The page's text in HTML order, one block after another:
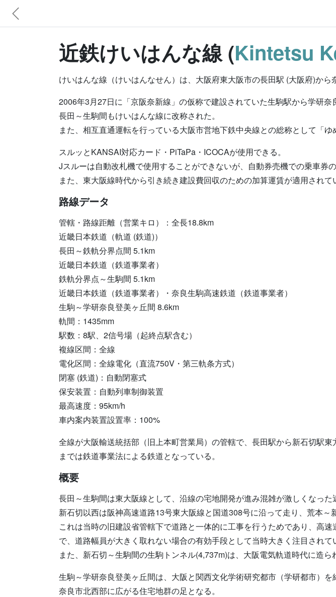
近鉄けいはんな線 (Kintetsu
けいはんな線（けいはんなせん）は、大阪府東大阪市の長田駅 (大阪府)か
2006年3月27日に「京阪奈新線」の仮称で建設されていた生駒駅から学研
長田～生駒間もけいはんな線に改称された。
また、相互直通運転を行っている大阪市営地下鉄中央線との総称として「ゆ
スルッとKANSAI対応カード・PiTaPa・ICOCAが使用できる。
Jスルーは自動改札機で使用することができないが、自動券売機での乗車券の
また、東大阪線時代から引き続き建設費回収のための加算運賃が適用されて
路線データ
管轄・路線距離（営業キロ）：全長18.8km
近畿日本鉄道（軌道 (鉄道)）
長田～鉄軌分界点間 5.1km
近畿日本鉄道（鉄道事業者）
鉄軌分界点～生駒間 5.1km
近畿日本鉄道（鉄道事業者）・奈良生駒高速鉄道（鉄道事業者）
生駒～学研奈良登美ヶ丘間 8.6km
軌間：1435mm
駅数：8駅、2信号場（起終点駅含む）
複線区間：全線
電化区間：全線電化（直流750V・第三軌条方式）
閉塞 (鉄道)：自動閉塞式
保安装置：自動列車制御装置
最高速度：95km/h
車内案内装置設置率：100%
全線が大阪輸送統括部（旧上本町営業局）の管轄で、長田駅から新石切駅
までは鉄道事業法による鉄道となっている。
概要
長田～生駒間は東大阪線として、沿線の宅地開発が進み混雑が激しくなった
新石切以西は阪神高速道路13号東大阪線と国道308号に沿って走り、荒本～
これは当時の旧建設省管轄下で道路と一体的に工事を行うためであり、高
で、道路幅員が大きく取れない場合の有効手段として当時大きく注目されて
また、新石切～生駒間の生駒トンネル(4,737m)は、大阪電気軌道時代に造ら
生駒～学研奈良登美ヶ丘間は、大阪と関西文化学術研究都市（学研都市）
奈良市北西部に広がる住宅地群の足となる。